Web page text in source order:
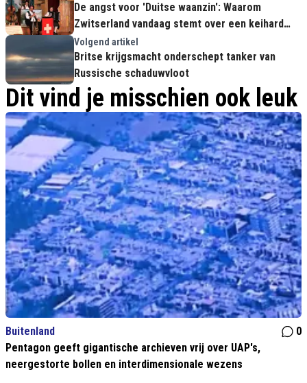
De angst voor 'Duitse waanzin': Waarom
Zwitserland vandaag stemt over een keihard
immigratiemaximum
Volgend artikel
Britse krijgsmacht onderschept tanker van
Russische schaduwvloot
Dit vind je misschien ook leuk
Buitenland
0
Pentagon geeft gigantische archieven vrij over UAP's,
neergestorte bollen en interdimensionale wezens